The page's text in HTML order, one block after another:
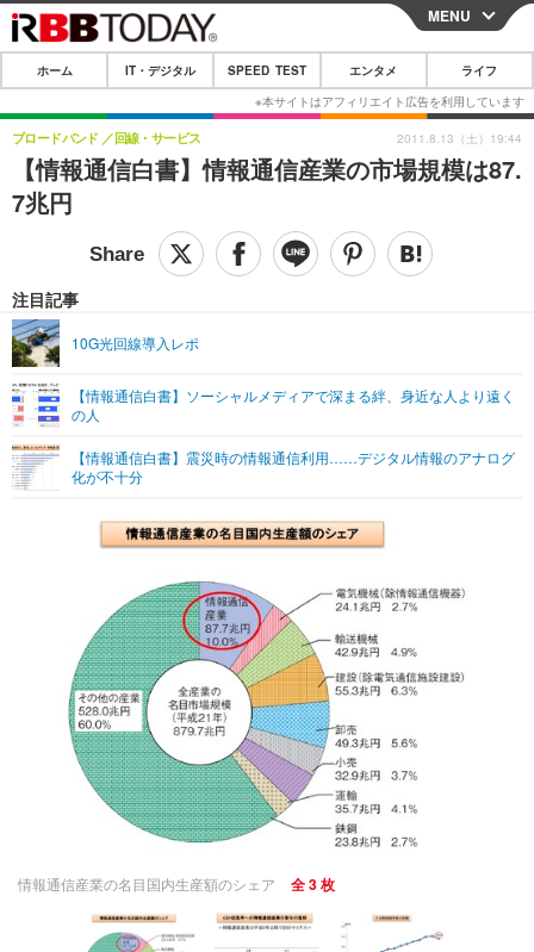
CLOSE
ホーム
IT・デジタル
IT・デジタルTOP スマートフォン
ショッピング その他
SPEED TEST
エンタメTOP 映画・ドラマ
ショッピング その他
ライフTOP
リリース一覧
プッシュ通知の停止方法
MENU
ホーム IT・デジタル SPEED TEST エンタメ ライフ
【情報通信白書】情報通信産業の市場規模は87.
7兆円
ブロードバンド 回線・サービス
注目記事
10G光回線導入レポ
【情報通信白書】ソーシャルメディアで深まる絆、身近な人より遠く
の人
【情報通信白書】震災時の情報通信利用……デジタル情報のアナログ
化が不十分
2011.8.13（土）19:44
情報通信産業の名目国内生産額のシェア 全 3 枚